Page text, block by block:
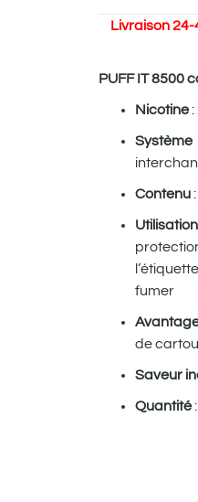
Livraison 24-
PUFF IT 8500
Nicotine:
Système
Contenu:
Utilisation
fumer
de
Saveur
Quantité: